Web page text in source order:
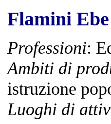
Flamini Ebe
Professioni:
Ambiti di
istruzione
Luoghi di